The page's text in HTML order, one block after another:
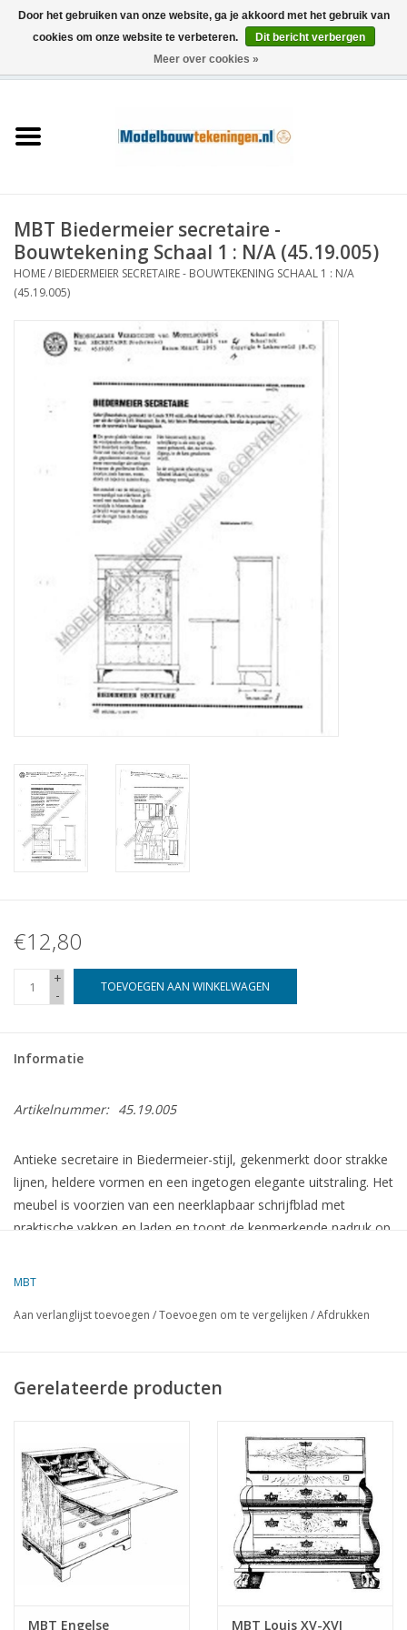
Schepen
Houtbouw
Scenery
Machines
Documentatie
Nieuwe tekeningen
NIEUWE TIJDSCHRIFTEN
ABONNEMENT DE
MODELBOUWER
Bouwbeschrijvingen
MBT Biedermeier secretaire -
Bouwtekening Schaal 1 : N/A (45.19.005)
HOME/ BIEDERMEIER SECRETAIRE - BOUWTEKENING SCHAAL 1 : N/A
(45.19.005)
€12,80
+
-
TOEVOEGEN AAN WINKELWAGEN
Informatie
Artikelnummer: 45.19.005
Antieke secretaire in Biedermeier-stijl, gekenmerkt door strakke
lijnen, heldere vormen en een ingetogen elegante uitstraling. Het
meubel is voorzien van een neerklapbaar schrijfblad met
praktische vakken en laden en toont de kenmerkende nadruk op
Tekeningnummer
45.19.005
Omschrijving
Biedermeier secretaire
Kwaliteit
Moeilijkheidsgraad
Schaal
Aantal bladen A00
MBT
Aan verlanglijst toevoegen /Toevoegen om te vergelijken /Afdrukken
Gerelateerde producten
MBT Engelse
MBT Louis XV-XVI
Door het gebruiken van onze website, ga je akkoord met het gebruik van
cookies om onze website te verbeteren.
Dit bericht verbergen
Meer over cookies »